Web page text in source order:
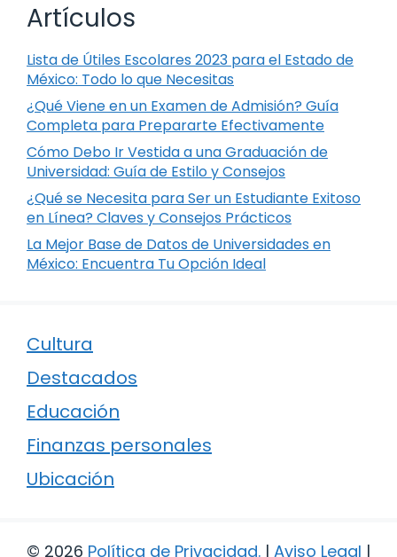
Artículos
Lista de Útiles Escolares 2023 para el Estado de
México: Todo lo que Necesitas
¿Qué Viene en un Examen de Admisión? Guía
Completa para Prepararte Efectivamente
Cómo Debo Ir Vestida a una Graduación de
Universidad: Guía de Estilo y Consejos
¿Qué se Necesita para Ser un Estudiante Exitoso
en Línea? Claves y Consejos Prácticos
La Mejor Base de Datos de Universidades en
México: Encuentra Tu Opción Ideal
Cultura
Destacados
Educación
Finanzas personales
Ubicación
© 2026 Política de Privacidad. | Aviso Legal |